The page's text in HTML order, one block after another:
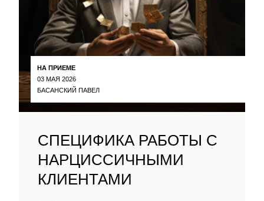
НА ПРИЕМЕ
03 МАЯ 2026
БАСАНСКИЙ ПАВЕЛ
СПЕЦИФИКА РАБОТЫ С
НАРЦИССИЧНЫМИ
КЛИЕНТАМИ